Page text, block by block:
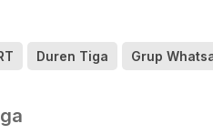
Duren Tiga Grup